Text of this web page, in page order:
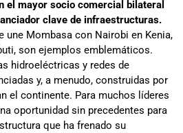
el mayor socio comercial bilateral
clave de infraestructuras.
une Mombasa con Nairobi en Kenia,
son ejemplos emblemáticos.
hidroeléctricas y redes de
y, a menudo, construidas por
el continente. Para muchos líderes
oportunidad sin precedentes para
que ha frenado su